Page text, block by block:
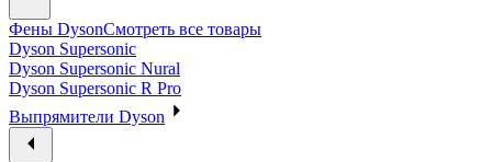
Фены DysonСмотреть все товары
Dyson Supersonic
Dyson Supersonic Nural
Dyson Supersonic R Pro
Выпрямители Dyson